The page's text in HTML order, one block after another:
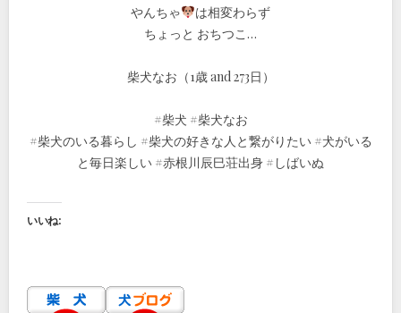
やんちゃ
は相変わらず
ちょっと おちつこ…
柴犬なお（1歳 and 273日）
#柴犬 #柴犬なお
#柴犬のいる暮らし #柴犬の好きな人と繋がりたい #犬がいる
と毎日楽しい #赤根川辰巳荘出身 #しばいぬ
いいね: